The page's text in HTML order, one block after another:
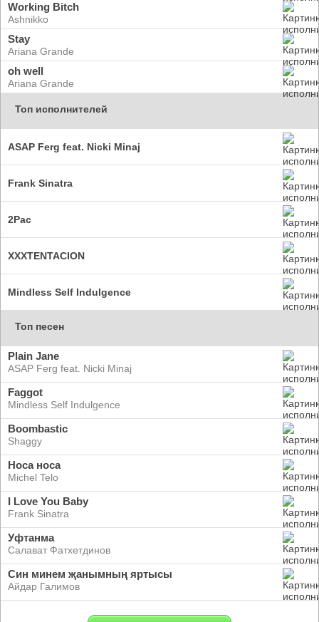
Working Bitch
Ashnikko
Stay
Ariana Grande
oh well
Ariana Grande
Топ исполнителей
ASAP Ferg feat. Nicki Minaj
Frank Sinatra
2Pac
XXXTENTACION
Mindless Self Indulgence
Топ песен
Plain Jane
ASAP Ferg feat. Nicki Minaj
Faggot
Mindless Self Indulgence
Boombastic
Shaggy
Носа носа
Michel Telo
I Love You Baby
Frank Sinatra
Уфтанма
Салават Фатхетдинов
Син минем җанымның яртысы
Айдар Галимов